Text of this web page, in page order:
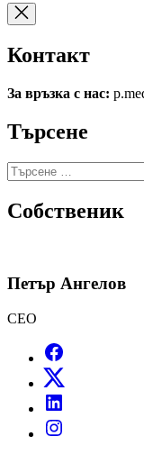
Контакт
За връзка с нас:
Търсене
Търсене
за:
Собственик
Петър Ангелов
CEO